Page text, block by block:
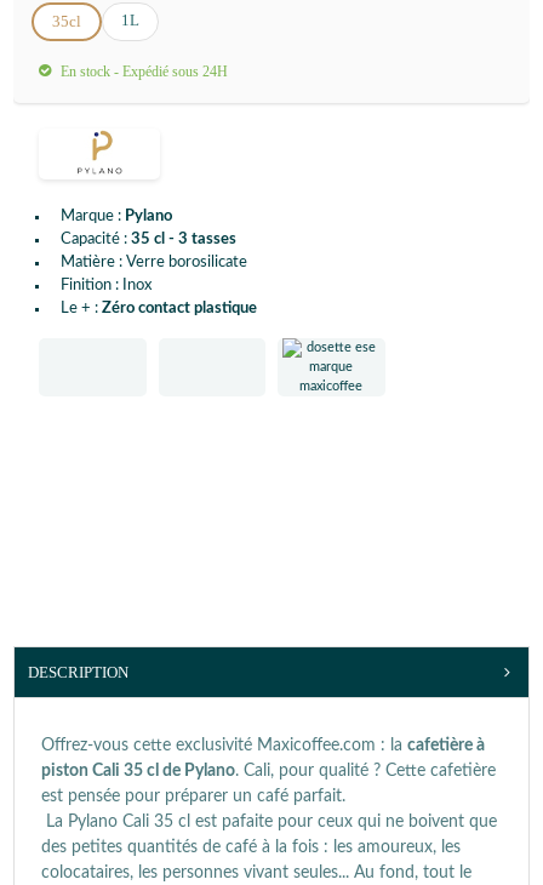
Marque : Pylano
Capacité : 35 cl - 3 tasses
Matière : Verre borosilicate
Finition : Inox
Le + : Zéro contact plastique
35cl 1L
En stock - Expédié sous 24H
DESCRIPTION
Offrez-vous cette exclusivité Maxicoffee.com : la cafetière à
piston Cali 35 cl de Pylano. Cali, pour qualité ? Cette cafetière
est pensée pour préparer un café parfait.
La Pylano Cali 35 cl est pafaite pour ceux qui ne boivent que
des petites quantités de café à la fois : les amoureux, les
colocataires, les personnes vivant seules... Au fond, tout le